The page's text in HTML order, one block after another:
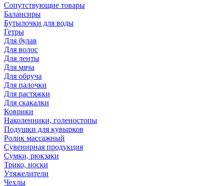
Сопутствующие товары
Балансиры
Бутылочки для воды
Гетры
Для булав
Для волос
Для ленты
Для мяча
Для обруча
Для палочки
Для растяжки
Для скакалки
Коврики
Наколенники, голеностопы
Подушки для кувырков
Ролик массажный
Сувенирная продукция
Сумки, рюкзаки
Трико, носки
Утяжелители
Чехлы